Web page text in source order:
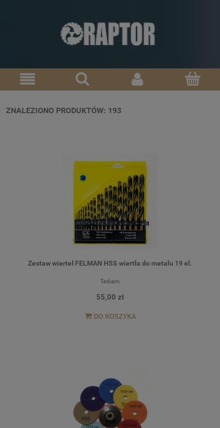
ZNALEZIONO PRODUKTÓW: 193
Zestaw wierteł FELMAN HSS wiertła do metalu 19 el.
Tediam
55,00 zł
DO KOSZYKA